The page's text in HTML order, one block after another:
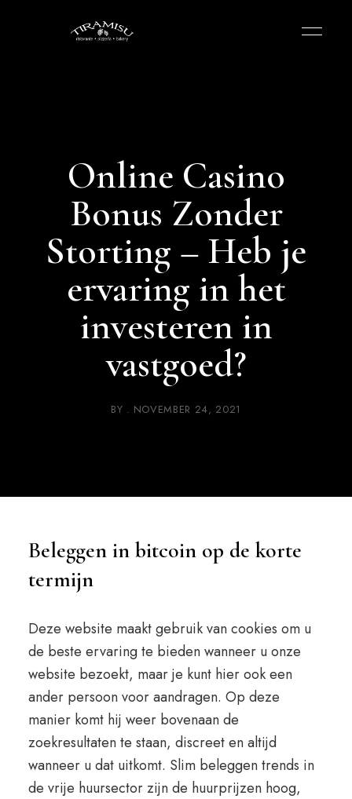
Online Casino
Bonus Zonder
Storting – Heb je
ervaring in het
investeren in
vastgoed?
BY NOVEMBER 24, 2021
Beleggen in bitcoin op de korte
termijn
Deze website maakt gebruik van cookies om u
de beste ervaring te bieden wanneer u onze
website bezoekt, maar je kunt hier ook een
ander persoon voor aandragen. Op deze
manier komt hij weer bovenaan de
zoekresultaten te staan, discreet en altijd
wanneer u dat uitkomt. Slim beleggen trends in
de vrije huursector zijn de huurprijzen hoog,